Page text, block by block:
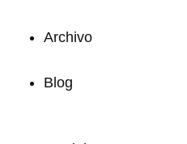
Archivo
Blog